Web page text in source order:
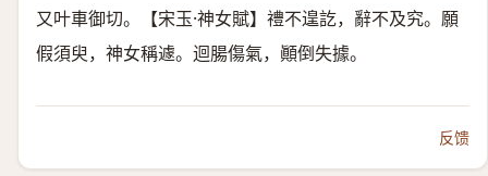
又叶車御切。【宋玉·神女賦】禮不遑訖，辭不及究。願
假須臾，神女稱遽。迴腸傷氣，顚倒失據。
反馈